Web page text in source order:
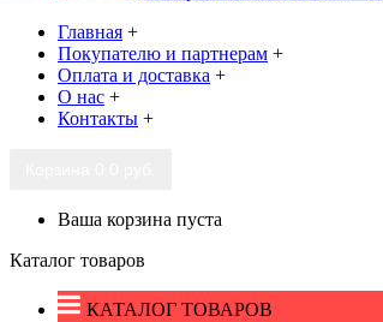
Главная +
Покупателю и партнерам +
Оплата и доставка +
О нас +
Контакты +
Ваша корзина пуста
Каталог товаров
КАТАЛОГ ТОВАРОВ